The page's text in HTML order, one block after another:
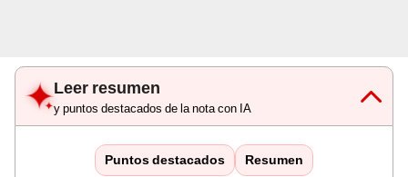
Leer resumen
y puntos destacados de la nota con IA
Puntos destacados Resumen